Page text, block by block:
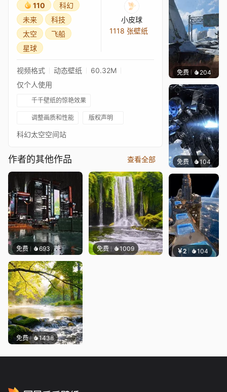
110
科幻
未来
科技
太空
飞船
星球
小皮球
1118 张壁纸
视频格式 动态壁纸
60.32M
仅个人使用
千千壁纸的惊艳效果
调整画质和性能 版权声明
科幻太空空间站
作者的其他作品 查看全部
免费 693 免费 1009
免费 1438
免费 204
免费 104
￥2 104 小皮